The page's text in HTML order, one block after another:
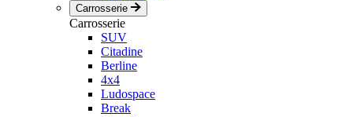
Carrosserie
Carrosserie
SUV
Citadine
Berline
4x4
Ludospace
Break